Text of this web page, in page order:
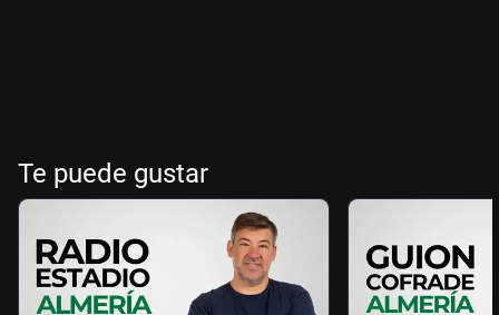
Te puede gustar